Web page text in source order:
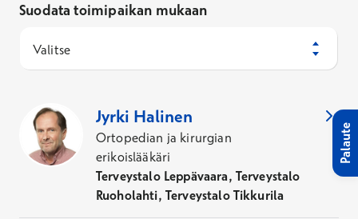
Suodata toimipaikan mukaan
Valitse
Jyrki Halinen
Ortopedian ja kirurgian
erikoislääkäri
Terveystalo Leppävaara, Terveystalo
Ruoholahti, Terveystalo Tikkurila
Palaute